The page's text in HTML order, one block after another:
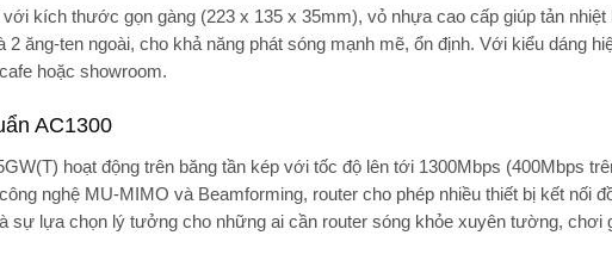
kích thước gọn gàng (223 x 135 x 35mm), vỏ nhựa cao cấp giúp tản nhiệt
2 ăng-ten ngoài, cho khả năng phát sóng mạnh mẽ, ổn định. Với kiểu dáng
hoặc showroom.
AC1300
hoạt động trên băng tần kép với tốc độ lên tới 1300Mbps (400Mbps
nghệ MU-MIMO và Beamforming, router cho phép nhiều thiết bị kết nối
sự lựa chọn lý tưởng cho những ai cần router sóng khỏe xuyên tường, chơi